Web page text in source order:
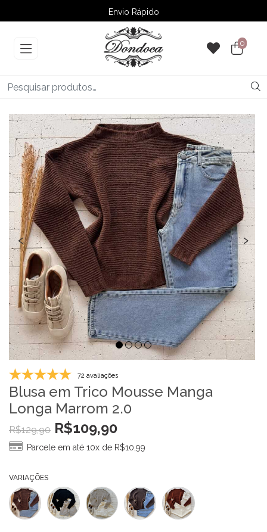
Envio Rápido
➚ Ofertas– Até 60% OFF
0
‹ ›
72 avaliações
Blusa em Trico Mousse Manga
Longa Marrom 2.0
R$129,90 R$109,90
Parcele em até 10x de R$10,99
VARIAÇÕES